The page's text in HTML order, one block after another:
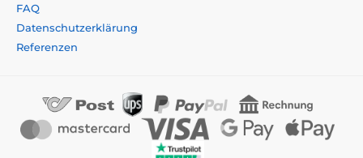
FAQ
Datenschutzerklärung
Referenzen